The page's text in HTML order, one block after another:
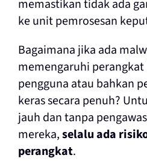
memastikan tidak ada
ke unit pemrosesan
Bagaimana jika ada
memengaruhi
pengguna atau bahkan
keras secara penuh?
jauh dan tanpa
mereka,selalu ada
perangkat.